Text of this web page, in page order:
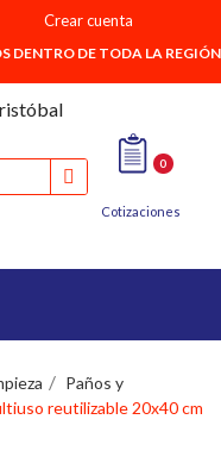
Crear cuenta
DENTRO DE TODA LA REGIÓN
0
Cotizaciones
Paños y
reutilizable 20x40 cm